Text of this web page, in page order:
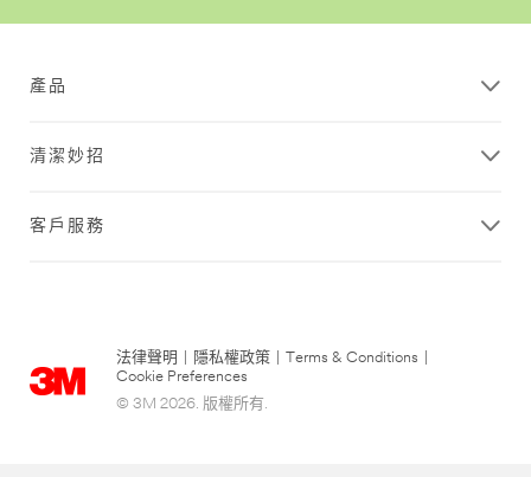
產品
清潔妙招
客戶服務
法律聲明 隱私權政策 Terms & Conditions
Cookie Preferences
© 3M 2026. 版權所有.